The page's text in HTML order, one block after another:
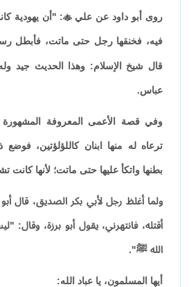
روى أبو داود عن علي: "أن يهودية
فيه، فخنقها رجل حتى ماتت، فأبطل
قال شيخ الإسلام: وهذا الحديث جيد
عباس.
وفي قصة الأعمى المعروفة
ترعاه له منها ابنان كاللؤلؤتين،
بطنها واتكأ عليها حتى ماتت؛ لأنها كانت
ولما أغلظ رجل لأبي بكر الصديق، قال
أقتله، فانتهرني، يقول أبو برزة،
الله ﷺ".
أيها المسلمون، يا عباد الله: